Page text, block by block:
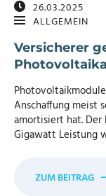
26.03.2025
ALLGEMEIN
Versicherer
Anschaffung meist
amortisiert hat.
Gigawatt Leistung
ZUM BEITRAG